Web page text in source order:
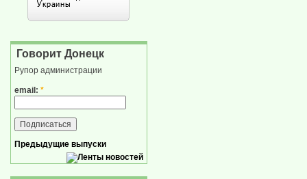
Говорит Донецк
Рупор администрации
email: *
Предыдущие выпуски